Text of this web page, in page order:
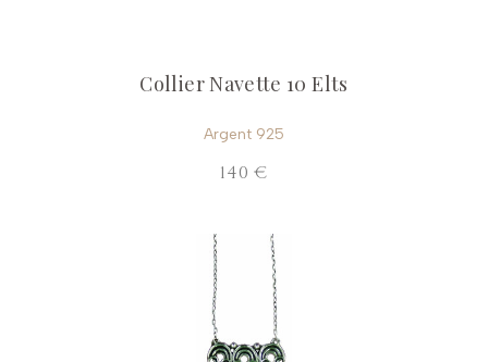
Collier Navette 10 Elts
Argent 925
140 €